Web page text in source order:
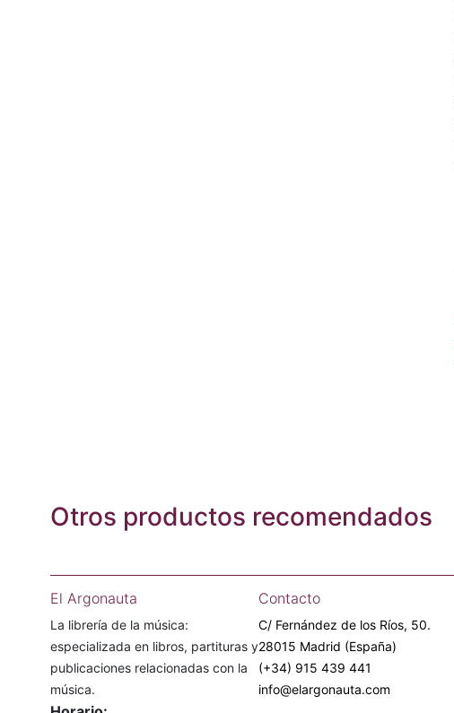
Otros productos recomendados
El Argonauta
La librería de la música:
especializada en libros, partituras y
publicaciones relacionadas con la
música.
Contacto
C/ Fernández de los Ríos, 50.
28015 Madrid (España)
(+34) 915 439 441
info@elargonauta.com